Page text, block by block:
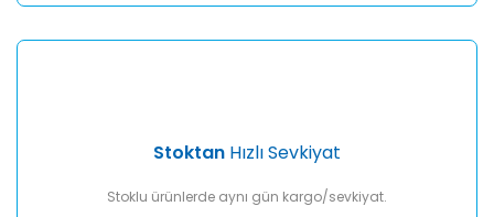
Stoktan Hızlı Sevkiyat
Stoklu ürünlerde aynı gün kargo/sevkiyat.